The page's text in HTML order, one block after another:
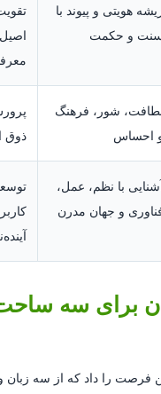
هویتی و پیوند با
و حکمت
شور، فرهنگ
احساس
ذوق
با نظم، عمل،
و جهان مدرن
برای سه
فرصت را داد که از سه